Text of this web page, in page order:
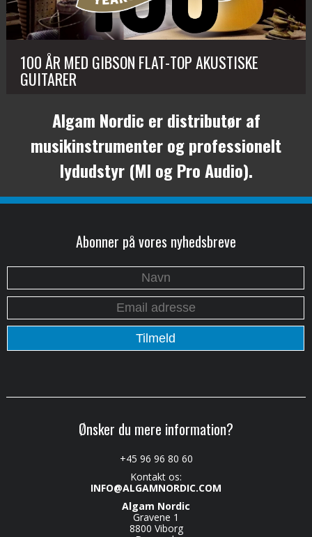
100 ÅR MED GIBSON FLAT-TOP AKUSTISKE
GUITARER
Algam Nordic er distributør af
musikinstrumenter og professionelt
lydudstyr (MI og Pro Audio).
Abonner på vores nyhedsbreve
Ønsker du mere information?
+45 96 96 80 60
Kontakt os:
INFO@ALGAMNORDIC.COM
Algam Nordic
Gravene 1
8800 Viborg